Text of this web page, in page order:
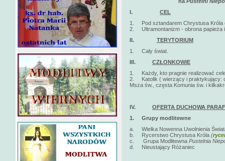
I. CEL
1. Pod sztandarem Chrystusa Króla
2. Ultramontanizm - obrona papieża
II. TERYTORIUM
1. Cały świat.
III. CZŁONKOWIE
1. Każdy, kto pragnie realizować
2. Katolik ( wierzący i praktykujący:
Msza św., częsta Komunia św. i
IV. OFERTA DUCHOWA
1. Grupy modlitewne
a. Wielka Nowenna Uwolnienia
b. Rycerstwo Chrystusa Króla (
c. Grupa Modlitewna Pustelnia
d. Nieustający Różaniec